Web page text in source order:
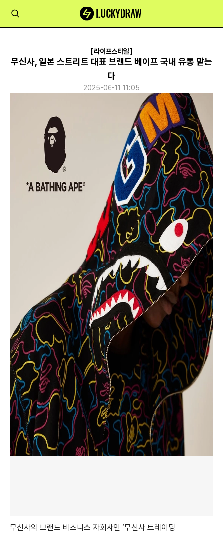
[라이프스타일]
무신사, 일본 스트리트 대표 브랜드 베이프 국내 유통 맡는
다
2025-06-11 11:05
무신사의 브랜드 비즈니스 자회사인 ‘무신사 트레이딩